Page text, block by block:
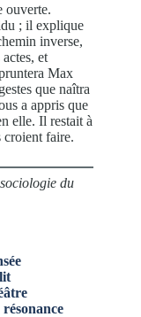
ouverte.
; il explique
inverse,
et
Max
que naîtra
a appris que
elle. Il restait à
croient faire.
du